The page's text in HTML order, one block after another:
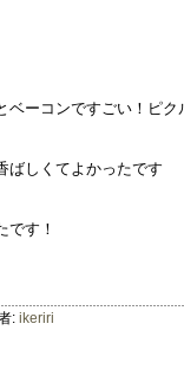
ベーコンですごい！ピク
ばしくてよかったです
です！
: ikeriri